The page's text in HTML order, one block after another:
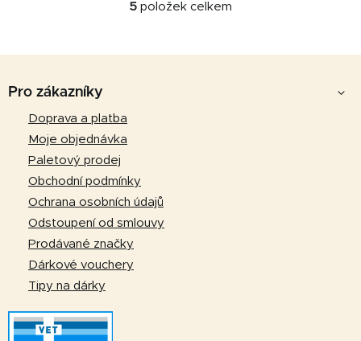
O
5 položek celkem
Pro zákazníky
Doprava a platba
Moje objednávka
Paletový prodej
Obchodní podmínky
Ochrana osobních údajů
Odstoupení od smlouvy
Prodávané značky
Dárkové vouchery
Tipy na dárky